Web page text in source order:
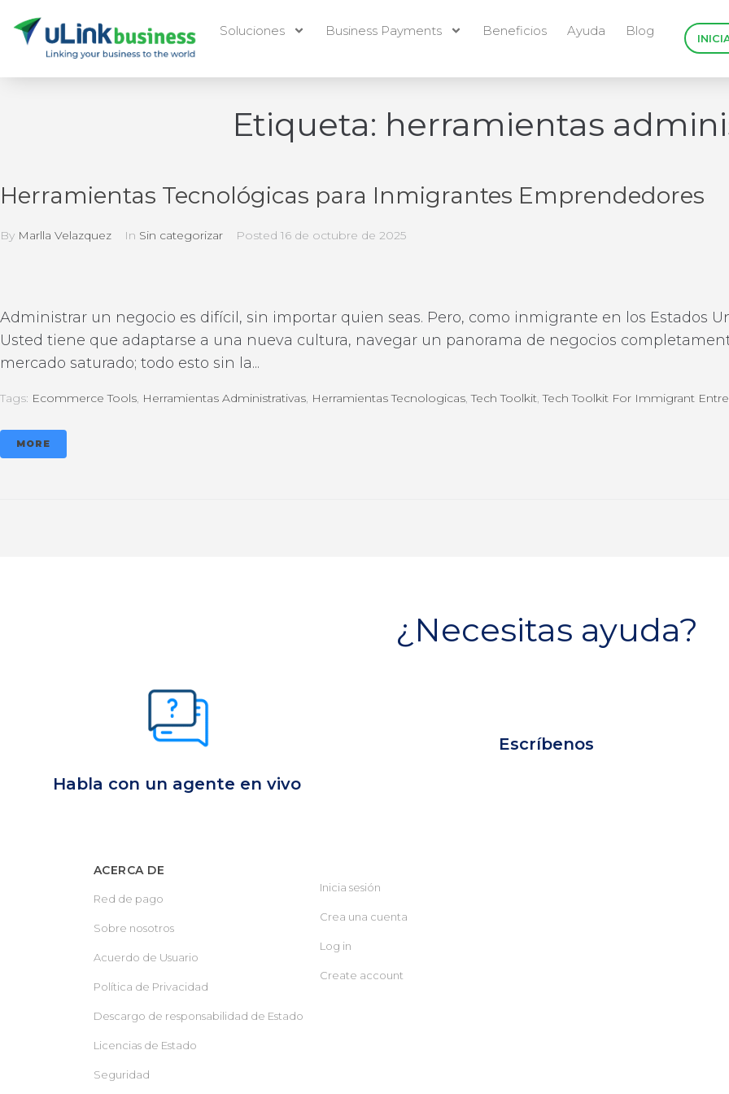
Soluciones Business Payments Beneficios Ayuda Blog
Etiqueta: herramientas
Herramientas Tecnológicas para Inmigrantes Emprendedores
By Marlla Velazquez In Sin categorizar Posted 16 de octubre de 2025
Administrar un negocio es difícil, sin importar quien seas. Pero, como inmigrante en los Estados
Usted tiene que adaptarse a una nueva cultura, navegar un panorama de negocios
mercado saturado; todo esto sin la...
Tags: Ecommerce Tools Herramientas Administrativas Herramientas Tecnologicas ,Tech Toolkit ,Tech Toolkit For Immigrant
MORE
¿Necesitas ayuda?
Habla con un agente en vivo
Escríbenos
ACERCA DE
Red de pago
Sobre nosotros
Acuerdo de Usuario
Política de Privacidad
Descargo de responsabilidad de Estado
Licencias de Estado
Seguridad
Inicia sesión
Crea una cuenta
Log in
Create account